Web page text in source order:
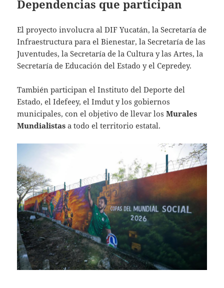
Dependencias que participan
El proyecto involucra al DIF Yucatán, la Secretaría de
Infraestructura para el Bienestar, la Secretaría de las
Juventudes, la Secretaría de la Cultura y las Artes, la
Secretaría de Educación del Estado y el Cepredey.
También participan el Instituto del Deporte del
Estado, el Idefeey, el Imdut y los gobiernos
municipales, con el objetivo de llevar losMurales
Mundialistas a todo el territorio estatal.